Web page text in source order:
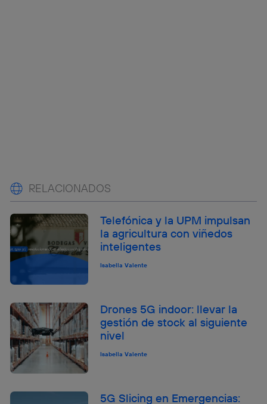
RELACIONADOS
Telefónica y la UPM impulsan
la agricultura con viñedos
inteligentes
Isabella Valente
Drones 5G indoor: llevar la
gestión de stock al siguiente
nivel
Isabella Valente
5G Slicing en Emergencias: